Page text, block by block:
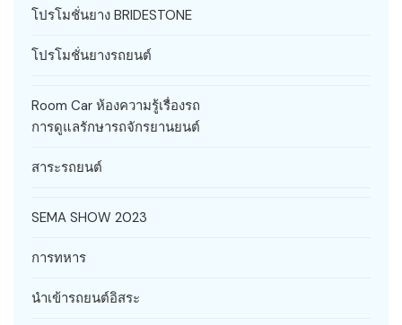
โปรโมชั่นยาง BRIDESTONE
โปรโมชั่นยางรถยนต์
Room Car ห้องความรู้เรื่องรถ
การดูแลรักษารถจักรยานยนต์
สาระรถยนต์
SEMA SHOW 2023
การทหาร
นำเข้ารถยนต์อิสระ